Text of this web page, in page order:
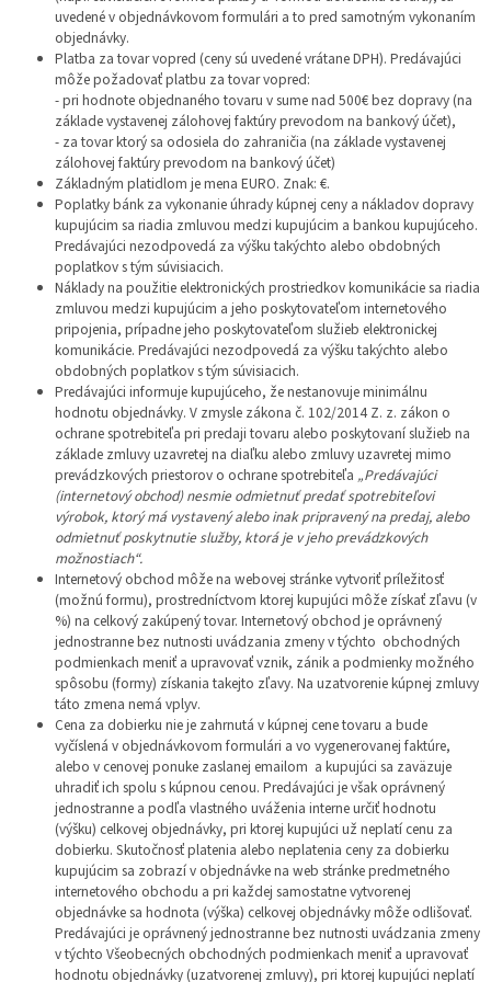
uvedené v objednávkovom formulári a to pred samotným vykonaním
objednávky.
Platba za tovar vopred (ceny sú uvedené vrátane DPH). Predávajúci
môže požadovať platbu za tovar vopred:
- pri hodnote objednaného tovaru v sume nad 500€ bez dopravy (na
základe vystavenej zálohovej faktúry prevodom na bankový účet),
- za tovar ktorý sa odosiela do zahraničia (na základe vystavenej
zálohovej faktúry prevodom na bankový účet)
Základným platidlom je mena EURO. Znak: €.
Poplatky bánk za vykonanie úhrady kúpnej ceny a nákladov dopravy
kupujúcim sa riadia zmluvou medzi kupujúcim a bankou kupujúceho.
Predávajúci nezodpovedá za výšku takýchto alebo obdobných
poplatkov s tým súvisiacich.
Náklady na použitie elektronických prostriedkov komunikácie sa riadia
zmluvou medzi kupujúcim a jeho poskytovateľom internetového
pripojenia, prípadne jeho poskytovateľom služieb elektronickej
komunikácie. Predávajúci nezodpovedá za výšku takýchto alebo
obdobných poplatkov s tým súvisiacich.
Predávajúci informuje kupujúceho, že nestanovuje minimálnu
hodnotu objednávky. V zmysle zákona č. 102/2014 Z. z. zákon o
ochrane spotrebiteľa pri predaji tovaru alebo poskytovaní služieb na
základe zmluvy uzavretej na diaľku alebo zmluvy uzavretej mimo
prevádzkových priestorov o ochrane spotrebiteľa „Predávajúci
(internetový obchod) nesmie odmietnuť predať spotrebiteľovi
výrobok, ktorý má vystavený alebo inak pripravený na predaj, alebo
odmietnuť poskytnutie služby, ktorá je v jeho prevádzkových
možnostiach“.
Internetový obchod môže na webovej stránke vytvoriť príležitosť
(možnú formu), prostredníctvom ktorej kupujúci môže získať zľavu (v
%) na celkový zakúpený tovar. Internetový obchod je oprávnený
jednostranne bez nutnosti uvádzania zmeny v týchto obchodných
podmienkach meniť a upravovať vznik, zánik a podmienky možného
spôsobu (formy) získania takejto zľavy. Na uzatvorenie kúpnej zmluvy
táto zmena nemá vplyv.
Cena za dobierku nie je zahrnutá v kúpnej cene tovaru a bude
vyčíslená v objednávkovom formulári a vo vygenerovanej faktúre,
alebo v cenovej ponuke zaslanej emailom a kupujúci sa zaväzuje
uhradiť ich spolu s kúpnou cenou. Predávajúci je však oprávnený
jednostranne a podľa vlastného uváženia interne určiť hodnotu
(výšku) celkovej objednávky, pri ktorej kupujúci už neplatí cenu za
dobierku. Skutočnosť platenia alebo neplatenia ceny za dobierku
kupujúcim sa zobrazí v objednávke na web stránke predmetného
internetového obchodu a pri každej samostatne vytvorenej
objednávke sa hodnota (výška) celkovej objednávky môže odlišovať.
Predávajúci je oprávnený jednostranne bez nutnosti uvádzania zmeny
v týchto Všeobecných obchodných podmienkach meniť a upravovať
hodnotu objednávky (uzatvorenej zmluvy), pri ktorej kupujúci neplatí